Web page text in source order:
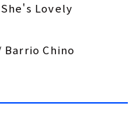
Lovely
Barrio Chino